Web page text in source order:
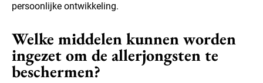
persoonlijke ontwikkeling.
Welke middelen kunnen worden
ingezet om de allerjongsten te
beschermen?